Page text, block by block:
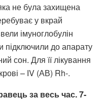
не була захищена
у вкрай
імуноглобулін
підключили до апарату
сон. Для її лікування
– ІV (АВ) Rh-.
за весь час. 7-